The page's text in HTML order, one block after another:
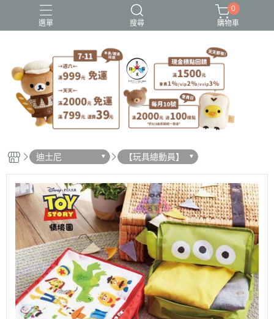
選單 搜尋
史努比歐拉夫 吉伊卡哇 憂傷馬戲團
拉拉熊
迪士尼-玩具總動員
0
購物車
迪士尼 【玩具總動員】